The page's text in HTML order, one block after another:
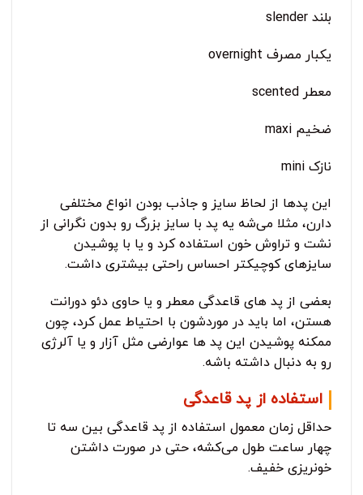
بلند slender
یکبار مصرف overnight
معطر scented
ضخیم maxi
نازک mini
این پدها از لحاظ سایز و جاذب بودن انواع مختلفی
دارن، مثلا می‌شه یه پد با سایز بزرگ رو بدون نگرانی از
نشت و تراوش خون استفاده کرد و یا با پوشیدن
سایزهای کوچیکتر احساس راحتی بیشتری داشت.
بعضی از پد های قاعدگی معطر و یا حاوی دئو دورانت
هستن، اما باید در موردشون با احتیاط عمل کرد، چون
ممکنه پوشیدن این پد ها عوارضی مثل آزار و یا آلرژی
رو به دنبال داشته باشه.
استفاده از پد قاعدگی
حداقل زمان معمول استفاده از پد قاعدگی بین سه تا
چهار ساعت طول می‌کشه، حتی در صورت داشتن
خونریزی خفیف.